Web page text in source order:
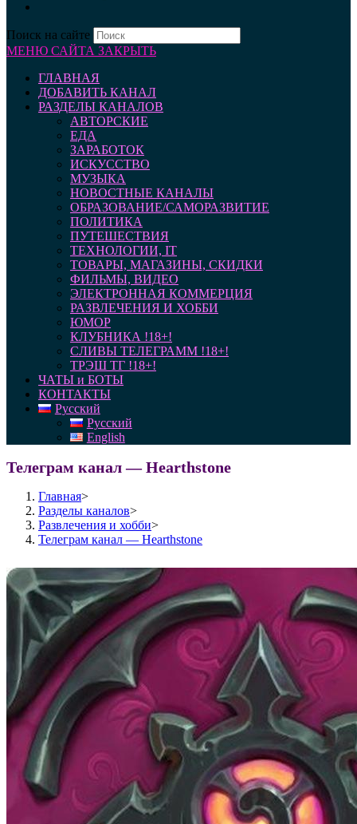
Поиск на сайте
МЕНЮ САЙТА ЗАКРЫТЬ
ГЛАВНАЯ
ДОБАВИТЬ КАНАЛ
РАЗДЕЛЫ КАНАЛОВ
АВТОРСКИЕ
ЕДА
ЗАРАБОТОК
ИСКУССТВО
МУЗЫКА
НОВОСТНЫЕ КАНАЛЫ
ОБРАЗОВАНИЕ/САМОРАЗВИТИЕ
ПОЛИТИКА
ПУТЕШЕСТВИЯ
ТЕХНОЛОГИИ, IT
ТОВАРЫ, МАГАЗИНЫ, СКИДКИ
ФИЛЬМЫ, ВИДЕО
ЭЛЕКТРОННАЯ КОММЕРЦИЯ
РАЗВЛЕЧЕНИЯ И ХОББИ
ЮМОР
КЛУБНИКА !18+!
СЛИВЫ ТЕЛЕГРАММ !18+!
ТРЭШ ТГ !18+!
ЧАТЫ и БОТЫ
КОНТАКТЫ
Русский
Русский
English
Телеграм канал — Hearthstone
Главная>
Разделы каналов>
Развлечения и хобби>
Телеграм канал — Hearthstone